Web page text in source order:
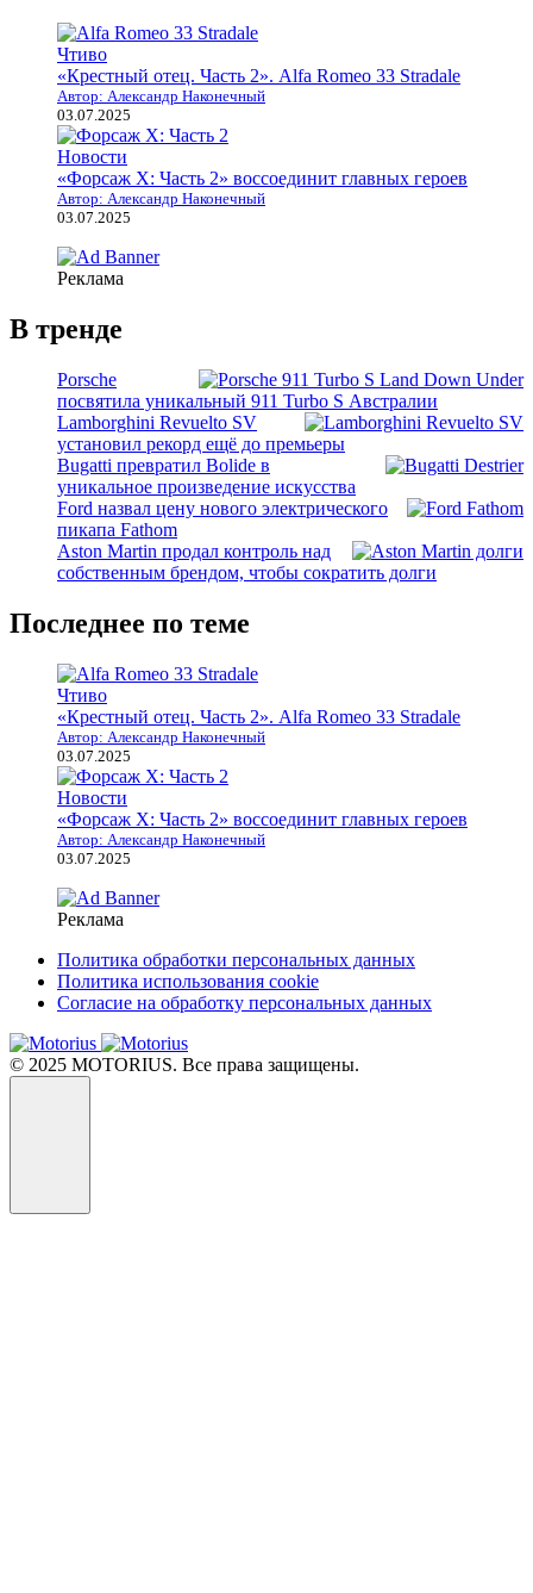
Чтиво
«Крестный отец. Часть 2». Alfa Romeo 33 Stradale
Автор: Александр Наконечный
03.07.2025
Новости
«Форсаж X: Часть 2» воссоединит главных героев
Автор: Александр Наконечный
03.07.2025
Реклама
В тренде
Porsche
посвятила уникальный 911 Turbo S Австралии
Lamborghini Revuelto SV
установил рекорд ещё до премьеры
Bugatti превратил Bolide в
уникальное произведение искусства
Ford назвал цену нового электрического
пикапа Fathom
Aston Martin продал контроль над
собственным брендом, чтобы сократить долги
Последнее по теме
Чтиво
«Крестный отец. Часть 2». Alfa Romeo 33 Stradale
Автор: Александр Наконечный
03.07.2025
Новости
«Форсаж X: Часть 2» воссоединит главных героев
Автор: Александр Наконечный
03.07.2025
Реклама
Политика обработки персональных данных
Политика использования cookie
Согласие на обработку персональных данных
© 2025 MOTORIUS. Все права защищены.